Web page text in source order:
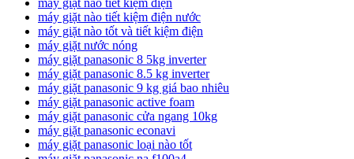
máy giặt nào tiết kiệm điện
máy giặt nào tiết kiệm điện nước
máy giặt nào tốt và tiết kiệm điện
máy giặt nước nóng
máy giặt panasonic 8 5kg inverter
máy giặt panasonic 8.5 kg inverter
máy giặt panasonic 9 kg giá bao nhiêu
máy giặt panasonic active foam
máy giặt panasonic cửa ngang 10kg
máy giặt panasonic econavi
máy giặt panasonic loại nào tốt